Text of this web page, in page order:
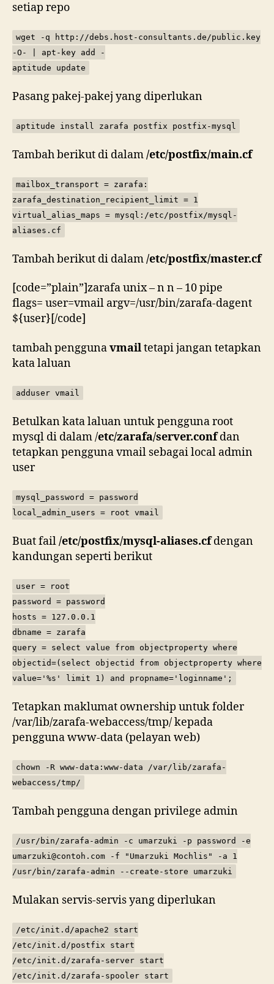
setiap repo
wget -q http://debs.host-consultants.de/public.key
-O- | apt-key add -
aptitude update
Pasang pakej-pakej yang diperlukan
aptitude install zarafa postfix postfix-mysql
Tambah berikut di dalam/etc/postfix/main.cf
mailbox_transport = zarafa:
zarafa_destination_recipient_limit = 1
virtual_alias_maps = mysql:/etc/postfix/mysql-
aliases.cf
Tambah berikut di dalam/etc/postfix/master.cf
[code=”plain”]zarafa unix – n n – 10 pipe
flags= user=vmail argv=/usr/bin/zarafa-dagent
${user}[/code]
tambah penggunavmailtetapi jangan tetapkan
kata laluan
adduser vmail
Betulkan kata laluan untuk pengguna root
mysql di dalam /etc/zarafa/server.confdan
tetapkan pengguna vmail sebagai local admin
user
mysql_password = password
local_admin_users = root vmail
Buat fail/etc/postfix/mysql-aliases.cfdengan
kandungan seperti berikut
user = root
password = password
hosts = 127.0.0.1
dbname = zarafa
query = select value from objectproperty where
objectid=(select objectid from objectproperty where
value='%s' limit 1) and propname='loginname';
Tetapkan maklumat ownership untuk folder
/var/lib/zarafa-webaccess/tmp/ kepada
pengguna www-data (pelayan web)
chown -R www-data:www-data /var/lib/zarafa-
webaccess/tmp/
Tambah pengguna dengan privilege admin
/usr/bin/zarafa-admin -c umarzuki -p password -e
umarzuki@contoh.com -f "Umarzuki Mochlis" -a 1
/usr/bin/zarafa-admin --create-store umarzuki
Mulakan servis-servis yang diperlukan
/etc/init.d/apache2 start
/etc/init.d/postfix start
/etc/init.d/zarafa-server start
/etc/init.d/zarafa-spooler start